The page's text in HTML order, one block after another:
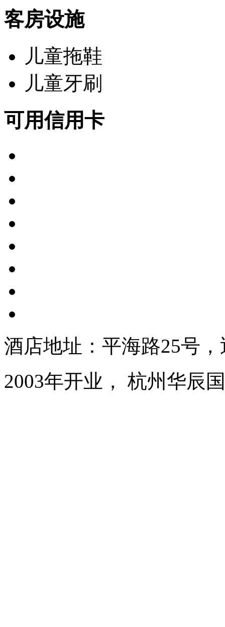
客房设施
儿童拖鞋
儿童牙刷
可用信用卡
酒店地址：平海路25号
2003年开业， 杭州华